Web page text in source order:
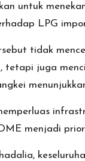
untuk
LPG
tidak
tetapi juga
menjadi